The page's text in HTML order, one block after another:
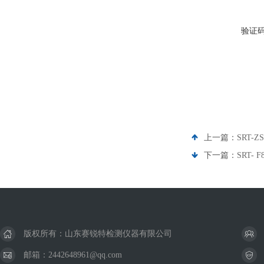
验证
上一篇： SRT-
下一篇： SRT-
版权所有：山东赛锐特检测仪器有限公司
邮箱：2442648961@qq.com